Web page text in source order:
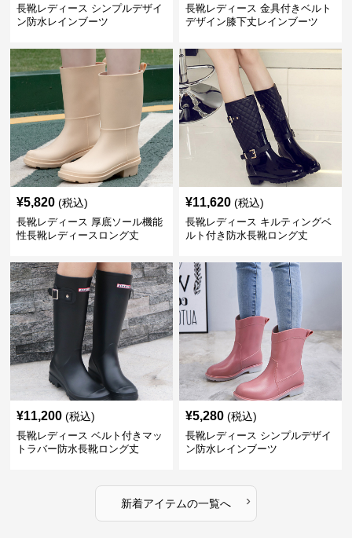
長靴レディース シンプルデザイ
ン防水レインブーツ
長靴レディース 金具付きベルト
デザイン膝下丈レインブーツ
¥5,820 (税込)
長靴レディース 厚底ソール機能
性長靴レディースロング丈
¥11,620 (税込)
長靴レディース キルティングベ
ルト付き防水長靴ロング丈
¥11,200 (税込)
長靴レディース ベルト付きマッ
トラバー防水長靴ロング丈
¥5,280 (税込)
長靴レディース シンプルデザイ
ン防水レインブーツ
新着アイテムの一覧へ ›